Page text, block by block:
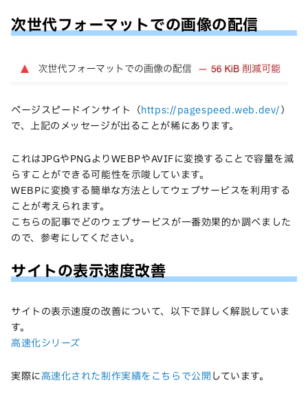
次世代フォーマットでの画像の配信
ページスピードインサイト（https://pagespeed.web.dev/）
で、上記のメッセージが出ることが稀にあります。
これはJPGやPNGよりWEBPやAVIFに変換することで容量を減
らすことができる可能性を示唆しています。
WEBPに変換する簡単な方法としてウェブサービスを利用する
ことが考えられます。
こちらの記事でどのウェブサービスが一番効果的か調べました
ので、参考にしてください。
サイトの表示速度改善
サイトの表示速度の改善について、以下で詳しく解説していま
す。
高速化シリーズ
実際に高速化された制作実績をこちらで公開しています。